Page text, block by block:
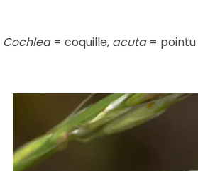
Cochlea= coquille, acuta= pointu.